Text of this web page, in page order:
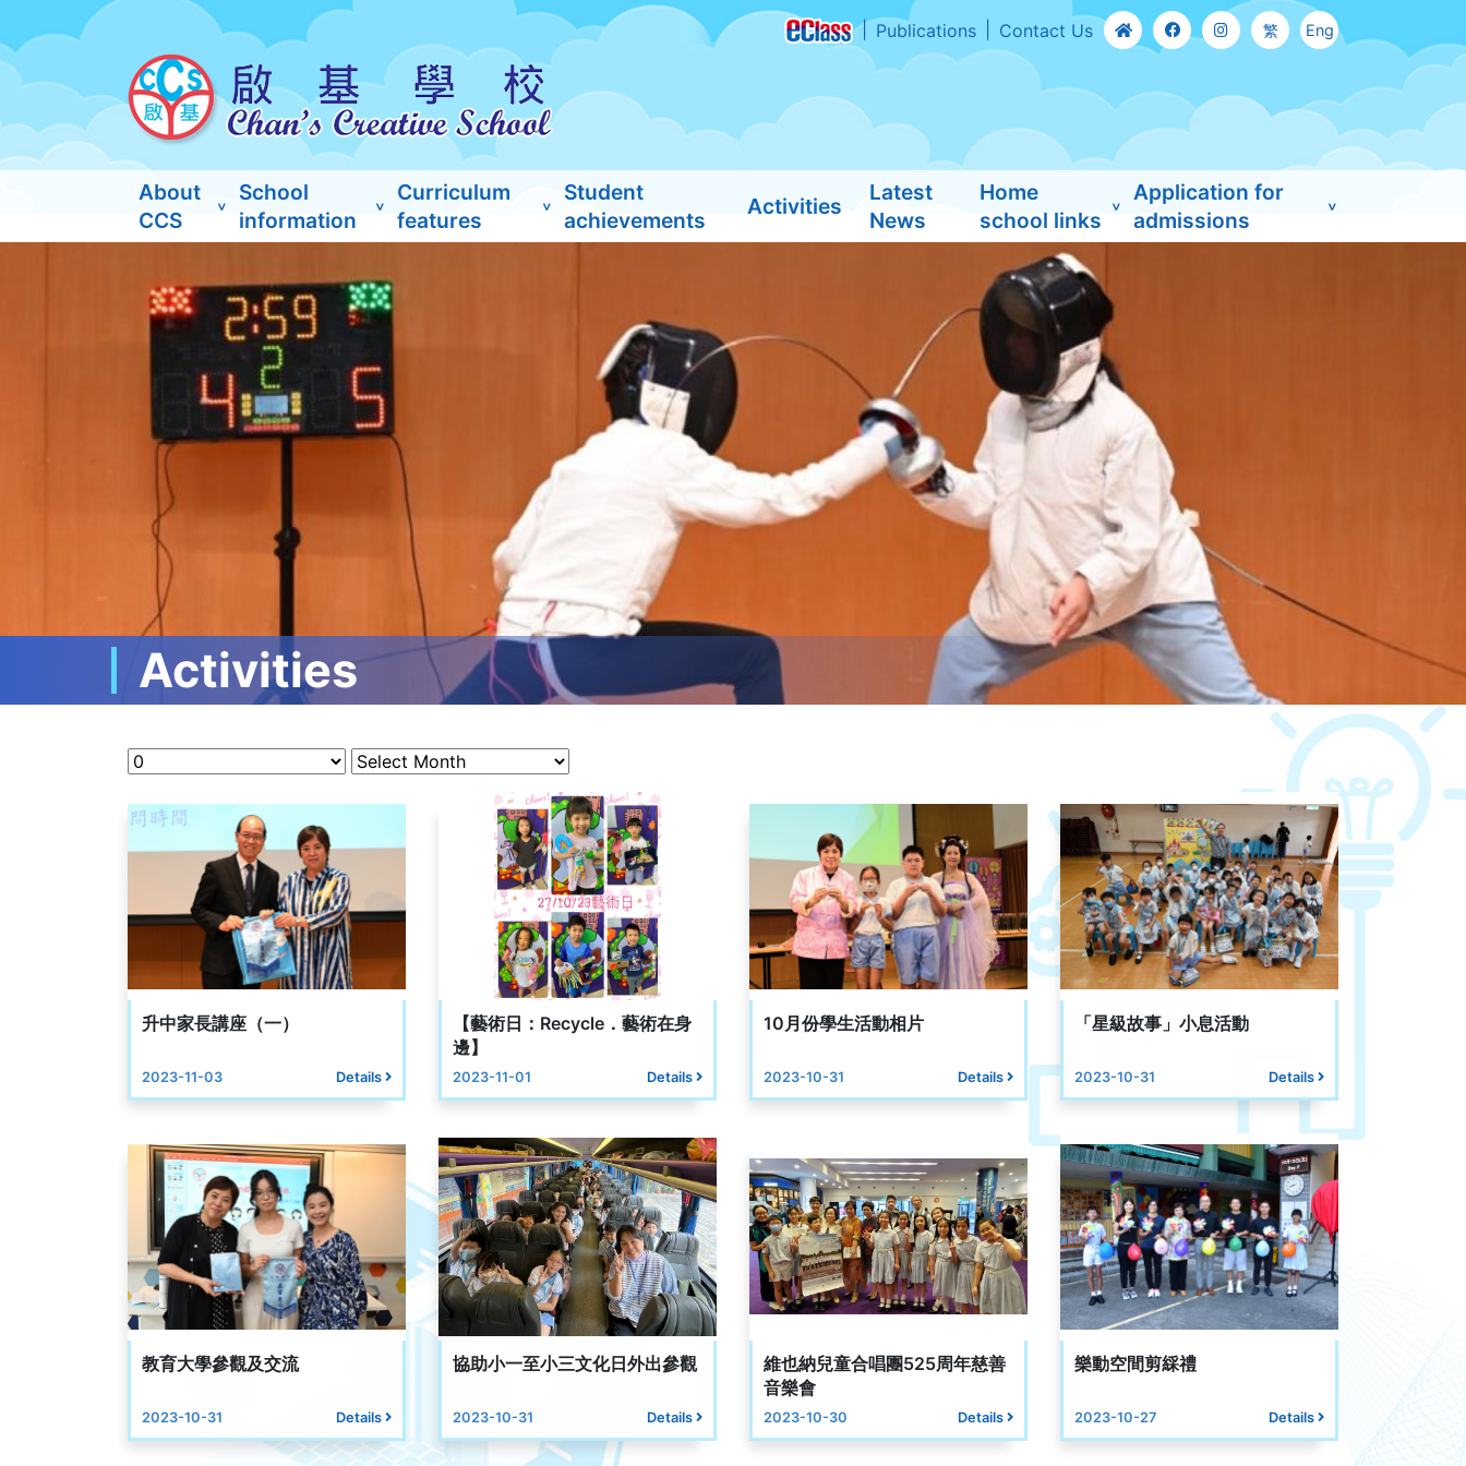
Publications Contact Us 繁 Eng
About
CCS
School
information
Curriculum
features
Student
achievements
Activities
Latest
News
Home
school links
Application for
admissions
Activities
升中家長講座（一）
2023-11-03 Details
【藝術日：Recycle．藝術在身
邊】
2023-11-01 Details
10月份學生活動相片
2023-10-31 Details
「星級故事」小息活動
2023-10-31 Details
教育大學參觀及交流
2023-10-31 Details
協助小一至小三文化日外出參觀
2023-10-31 Details
維也納兒童合唱團525周年慈善
音樂會
2023-10-30 Details
樂動空間剪綵禮
2023-10-27 Details